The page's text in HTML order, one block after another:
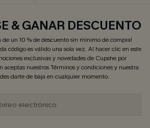
& GANAR DESCUENTO
de un 10 % de descuento sin mínimo de compra!
código es válido una sola vez. Al hacer clic en este
exclusivas y novedades de Cupshe por
aceptas nuestrosTérminos y condicionesy nuestra
darte de baja en cualquier momento.